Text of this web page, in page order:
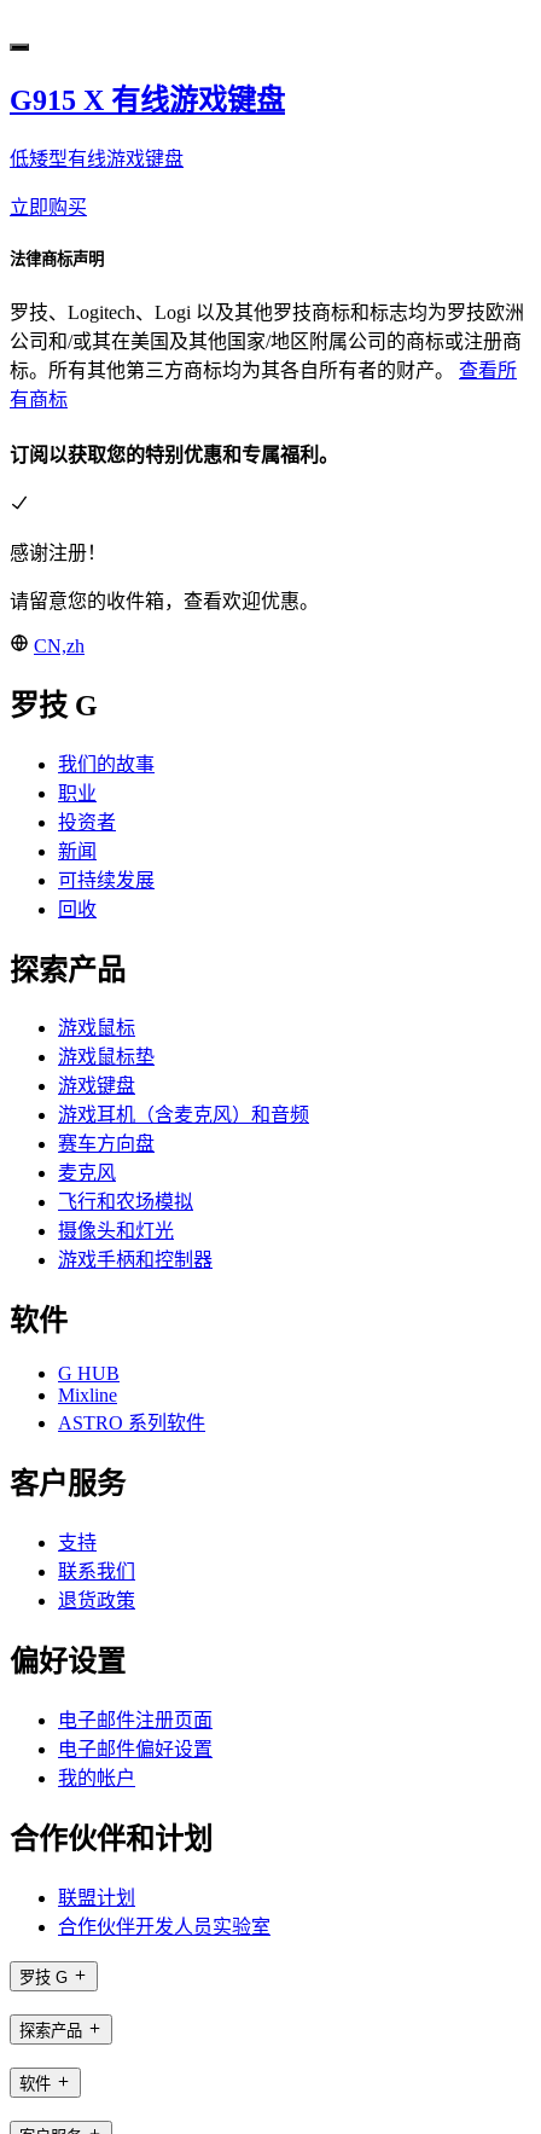
G915 X 有线游戏键盘
低矮型有线游戏键盘
立即购买
法律商标声明
罗技、Logitech、Logi 以及其他罗技商标和标志均为罗技欧洲
公司和/或其在美国及其他国家/地区附属公司的商标或注册商
标。所有其他第三方商标均为其各自所有者的财产。 查看所
有商标
订阅以获取您的特别优惠和专属福利。
感谢注册！
请留意您的收件箱，查看欢迎优惠。
CN,zh
罗技 G
我们的故事
职业
投资者
新闻
可持续发展
回收
探索产品
游戏鼠标
游戏鼠标垫
游戏键盘
游戏耳机（含麦克风）和音频
赛车方向盘
麦克风
飞行和农场模拟
摄像头和灯光
游戏手柄和控制器
软件
G HUB
Mixline
ASTRO 系列软件
客户服务
支持
联系我们
退货政策
偏好设置
电子邮件注册页面
电子邮件偏好设置
我的帐户
合作伙伴和计划
联盟计划
合作伙伴开发人员实验室
罗技 G
探索产品
软件